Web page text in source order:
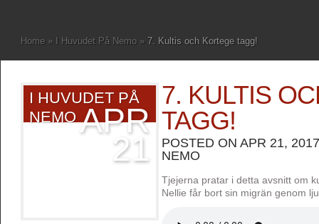
Home » I Huvudet På Nemo » 7. Kultis och Kortege tagg!
I HUVUDET PÅ
NEMO APR
21
7. KULTIS
TAGG!
POSTED ON APR 21,
NEMO
Tjejerna pratar i detta avsnitt om
Nellie får bort sin migrän genom